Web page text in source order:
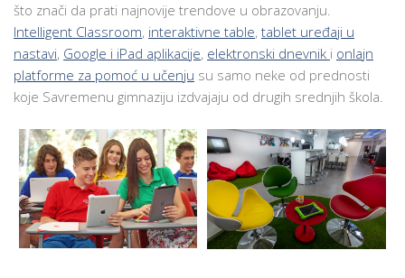
što znači da prati najnovije trendove u obrazovanju.
Intelligent Classroom, interaktivne table, tablet uređaji u
nastavi, Google i iPad aplikacije, elektronski dnevnik i onlajn
platforme za pomoć u učenju su samo neke od prednosti
koje Savremenu gimnaziju izdvajaju od drugih srednjih škola.